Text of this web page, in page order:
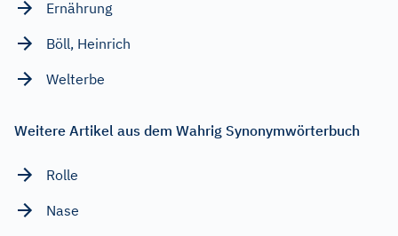
Ernährung
Böll, Heinrich
Welterbe
Weitere Artikel aus dem Wahrig Synonymwörterbuch
Rolle
Nase